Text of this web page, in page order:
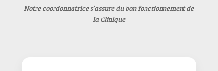
Notre coordonnatrice s’assure du bon fonctionnement de
la Clinique